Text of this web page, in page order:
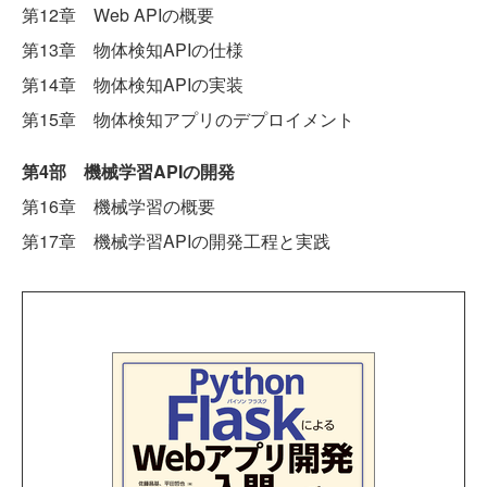
第12章 Web APIの概要
第13章 物体検知APIの仕様
第14章 物体検知APIの実装
第15章 物体検知アプリのデプロイメント
第4部 機械学習APIの開発
第16章 機械学習の概要
第17章 機械学習APIの開発工程と実践